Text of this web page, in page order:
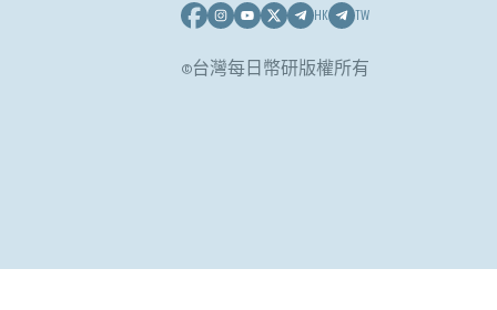
HK TW
©台灣每日幣研版權所有